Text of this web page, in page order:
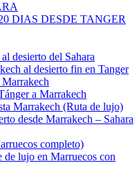
DIAS DESDE TANGER
desierto del Sahara
al desierto fin en Tanger
Marrakech
a Marrakech
Marrakech (Ruta de lujo)
desde Marrakech – Sahara
completo)
de lujo en Marruecos con